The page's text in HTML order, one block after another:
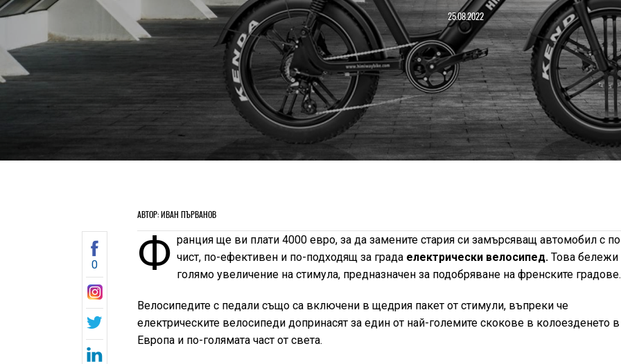
25.08.2022
АВТОР: ИВАН ПЪРВАНОВ
0 Ф ранция ще ви плати 4000 евро, за да замените стария си замърсяващ автомобил с
чист, по-ефективен и по-подходящ за града електрически велосипед.Това бележи
голямо увеличение на стимула, предназначен за подобряване на френските градове.
Велосипедите с педали също са включени в щедрия пакет от стимули, въпреки че
електрическите велосипеди допринасят за един от най-големите скокове в колоезденето в
Европа и по-голямата част от света.